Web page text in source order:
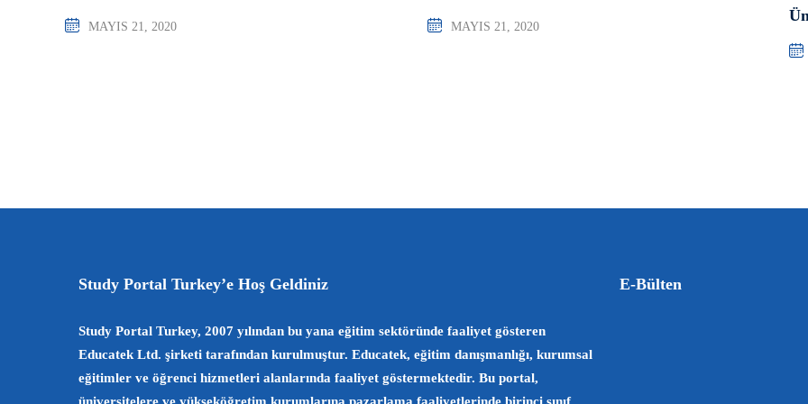
MAYIS 21, 2020 MAYIS 21, 2020
Study Portal Turkey’e Hoş Geldiniz
Study Portal Turkey, 2007 yılından bu yana eğitim sektöründe faaliyet gösteren
Educatek Ltd. şirketi tarafından kurulmuştur. Educatek, eğitim danışmanlığı, kurumsal
eğitimler ve öğrenci hizmetleri alanlarında faaliyet göstermektedir. Bu portal,
üniversitelere ve yükseköğretim kurumlarına pazarlama faaliyetlerinde birinci sınıf
E-Bülten